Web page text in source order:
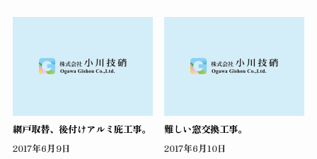
網戸取替、後付けアルミ庇工事。
2017年6月9日
難しい窓交換工事。
2017年6月10日